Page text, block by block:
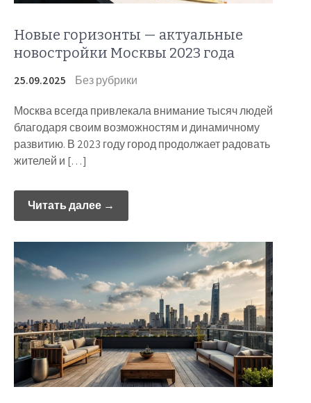
Новые горизонты — актуальные
новостройки Москвы 2023 года
25.09.2025 Без рубрики
Москва всегда привлекала внимание тысяч людей
благодаря своим возможностям и динамичному
развитию. В 2023 году город продолжает радовать
жителей и […]
Читать далее →